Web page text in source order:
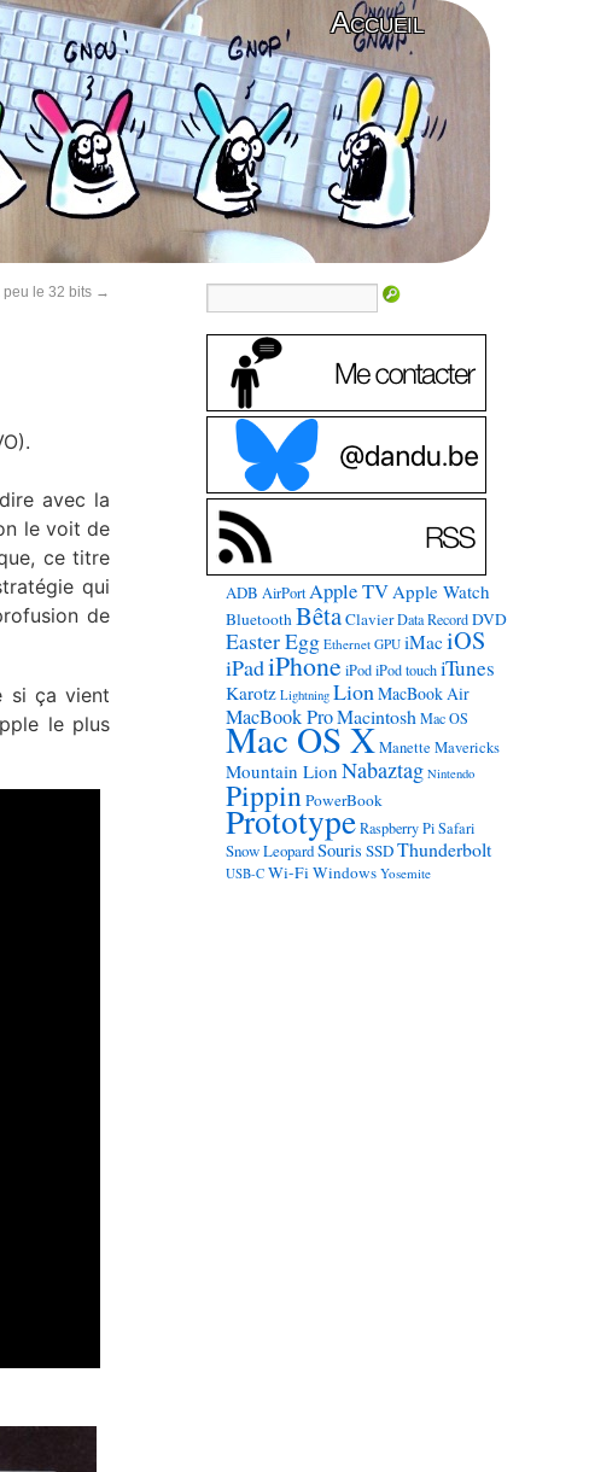
Accueil
le 32 bits →
avec la
le voit de
ce titre
qui
de
si ça vient
le plus
ADB AirPort Apple TVApple Watch
BluetoothBêtaClavier Data Record DVD
Easter Egg Ethernet GPU iMaciOS
iPadiPhone iPod iPod touch iTunes
Karotz Lightning LionMacBook Air
MacBook ProMacintosh Mac OS
Mac OS X Manette Mavericks
Mountain Lion Nabaztag Nintendo
PippinPowerBook
Prototype Raspberry Pi Safari
Snow LeopardSouris SSDThunderbolt
USB-C Wi-FiWindows Yosemite